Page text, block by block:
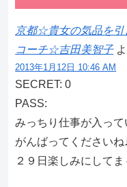
京都☆貴女の気品を
コーチ☆吉田美智子
2013年1月12日 10:46 AM
SECRET: 0
PASS:
みっちり仕事が入っ
がんばってくださいね
２９日楽しみにしてま